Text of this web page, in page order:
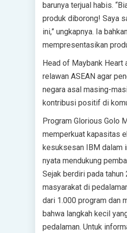
barunya terjual habis.
produk diborong! Saya
ini,” ungkapnya. Ia
mempresentasikan
Head of Maybank Heart
relawan ASEAN agar
negara asal masing-
kontribusi positif di
Program Glorious Golo
memperkuat kapasitas
kesuksesan IBM dalam
nyata mendukung
Sejak berdiri pada
masyarakat di
dari 1.000 program dan
bahwa langkah kecil
pedalaman. Untuk